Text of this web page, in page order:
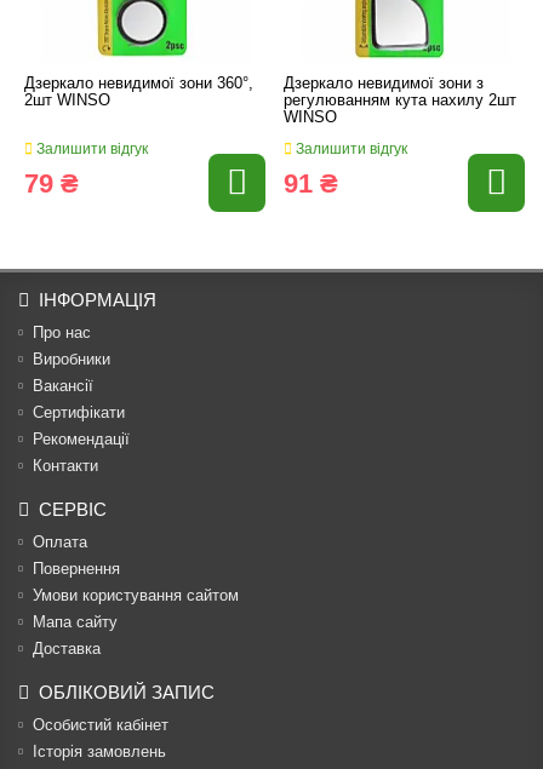
Дзеркало невидимої зони 360°,
2шт WINSO
Залишити відгук
79 ₴
Дзеркало невидимої зони з
регулюванням кута нахилу 2шт
WINSO
Залишити відгук
91 ₴
ІНФОРМАЦІЯ
Про нас
Виробники
Вакансії
Сертифікати
Рекомендації
Контакти
СЕРВІС
Оплата
Повернення
Умови користування сайтом
Мапа сайту
Доставка
ОБЛІКОВИЙ ЗАПИС
Особистий кабінет
Історія замовлень